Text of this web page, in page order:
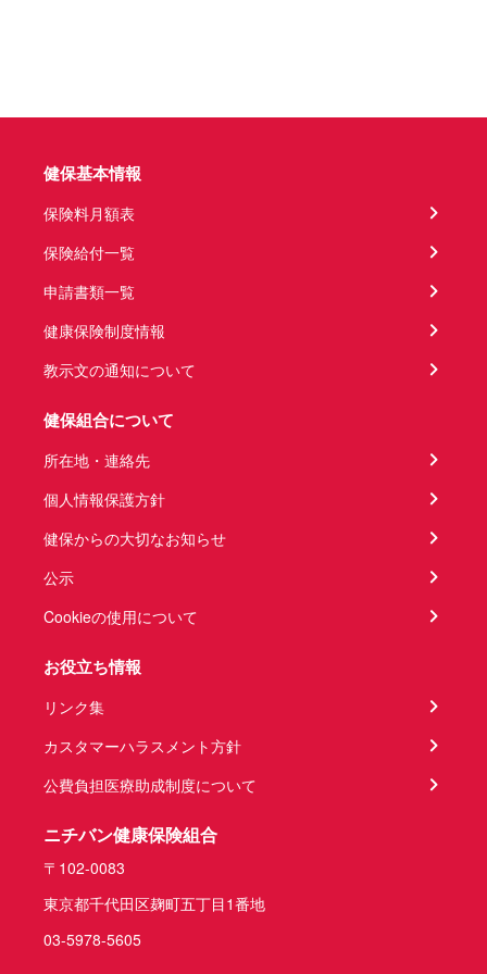
健保基本情報
保険料月額表
保険給付一覧
申請書類一覧
健康保険制度情報
教示文の通知について
健保組合について
所在地・連絡先
個人情報保護方針
健保からの大切なお知らせ
公示
Cookieの使用について
お役立ち情報
リンク集
カスタマーハラスメント方針
公費負担医療助成制度について
ニチバン健康保険組合
〒102-0083
東京都千代田区麹町五丁目1番地
03-5978-5605